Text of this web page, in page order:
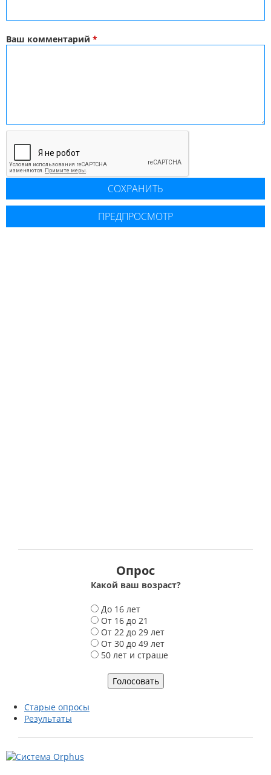
Ваш комментарий *
Опрос
Какой ваш возраст?
В
а
р
и
а
До 16 лет
От 16 до 21
От 22 до 29 лет
От 30 до 49 лет
50 лет и страше
Старые опросы
Результаты